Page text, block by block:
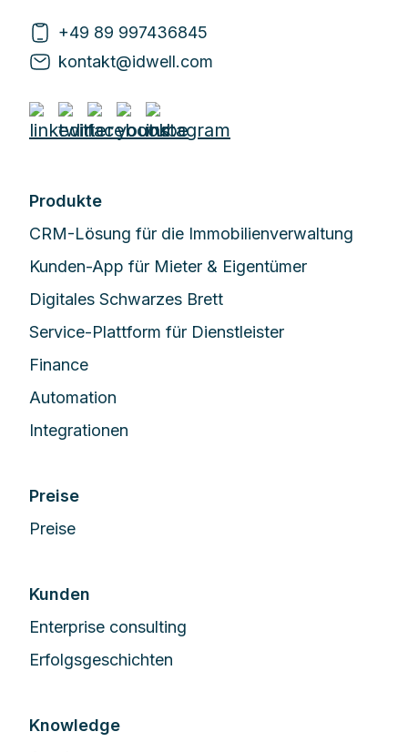
+49 89 997436845
kontakt@idwell.com
Produkte
CRM-Lösung für die Immobilienverwaltung
Kunden-App für Mieter & Eigentümer
Digitales Schwarzes Brett
Service-Plattform für Dienstleister
Finance
Automation
Integrationen
Preise
Preise
Kunden
Enterprise сonsulting
Erfolgsgeschichten
Knowledge